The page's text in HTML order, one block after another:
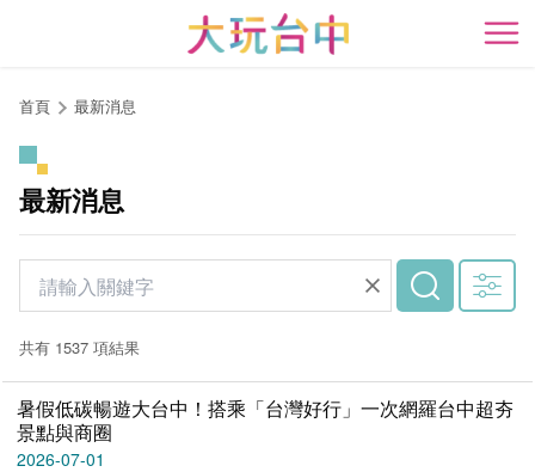
開
首頁 最新消息
最新消息
共有 1537 項結果
暑假低碳暢遊大台中！搭乘「台灣好行」一次網羅台中超夯
景點與商圈
2026-07-01